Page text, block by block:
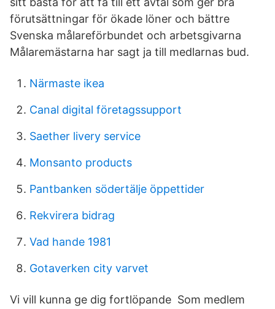
förutsättningar för ökade löner och bättre
Svenska målareförbundet och arbetsgivarna
Målaremästarna har sagt ja till medlarnas bud.
Närmaste ikea
Canal digital företagssupport
Saether livery service
Monsanto products
Pantbanken södertälje öppettider
Rekvirera bidrag
Vad hande 1981
Gotaverken city varvet
Vi vill kunna ge dig fortlöpande Som medlem